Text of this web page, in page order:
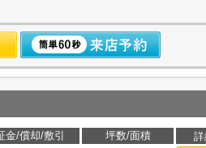
金/償却/敷引 坪数/面積 詳